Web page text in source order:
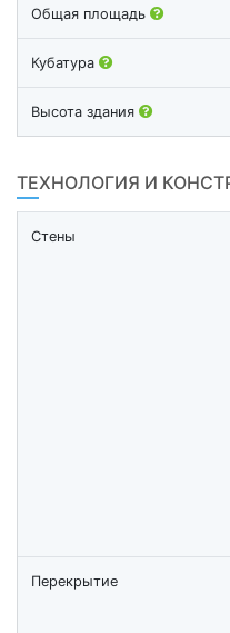
Общая площадь
Кубатура
Высота здания
ТЕХНОЛОГИЯ И
Стены
Перекрытие